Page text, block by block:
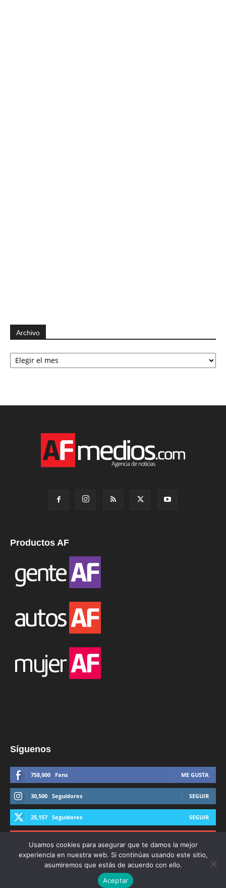
Archivo
Archivo
Productos AF
Síguenos
758,000 Fans ME GUSTA
30,500 Seguidores SEGUIR
25,157 Seguidores SEGUIR
© Derechos Reservados AFmedios 2021
Usamos cookies para asegurar que te damos la mejor
experiencia en nuestra web. Si continúas usando este sitio,
asumiremos que estás de acuerdo con ello.
Aceptar